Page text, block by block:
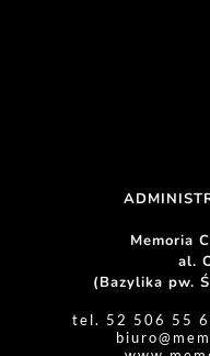
Memoria
al.
(Bazylika pw.
tel. 52 506 55
biuro